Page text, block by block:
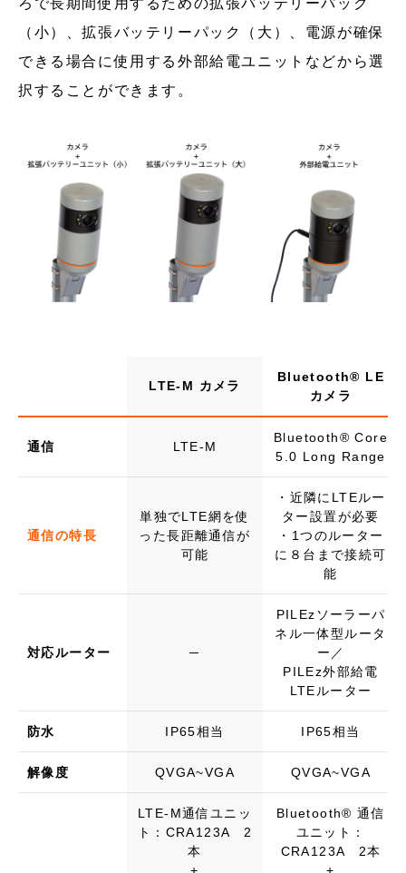
ろで長期間使用するための拡張バッテリーパック
（小）、拡張バッテリーパック（大）、電源が確保
できる場合に使用する外部給電ユニットなどから選
択することができます。
LTE-M カメラ
Bluetooth®︎ LE
カメラ
通信 LTE-M
Bluetooth® Core
5.0 Long Range
通信の特長
単独でLTE網を使
った長距離通信が
可能
・近隣にLTEルー
ター設置が必要
・1つのルーター
に８台まで接続可
能
対応ルーター ─
PILEzソーラーパ
ネル一体型ルータ
ー／
PILEz外部給電
LTEルーター
防水 IP65相当 IP65相当
解像度 QVGA~VGA QVGA~VGA
LTE-M通信ユニッ
ト：CRA123A 2
本
+
Bluetooth® 通信
ユニット：
CRA123A 2本
+